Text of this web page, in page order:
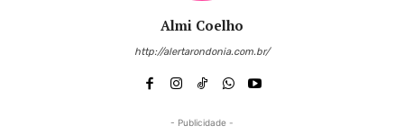
Almi Coelho
http://alertarondonia.com.br/
- Publicidade -